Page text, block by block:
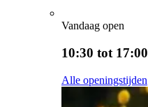
Vandaag open
10:30 tot 17:00
Alle openingstijden